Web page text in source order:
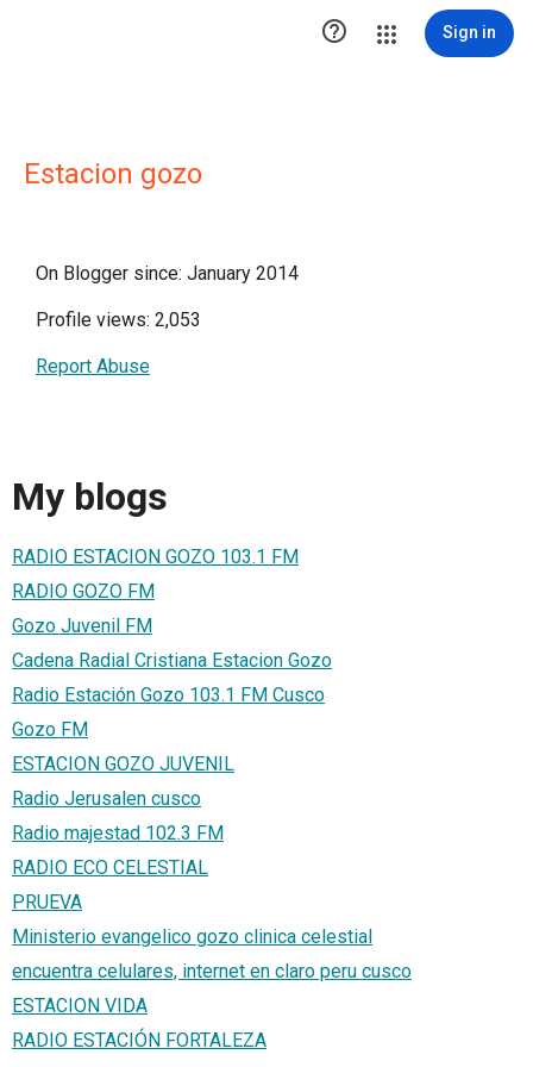
 Sign in
Estacion gozo
On Blogger since: January 2014
Profile views: 2,053
Report Abuse
My blogs
RADIO ESTACION GOZO 103.1 FM
RADIO GOZO FM
Gozo Juvenil FM
Cadena Radial Cristiana Estacion Gozo
Radio Estación Gozo 103.1 FM Cusco
Gozo FM
ESTACION GOZO JUVENIL
Radio Jerusalen cusco
Radio majestad 102.3 FM
RADIO ECO CELESTIAL
PRUEVA
Ministerio evangelico gozo clinica celestial
encuentra celulares, internet en claro peru cusco
ESTACION VIDA
RADIO ESTACIÓN FORTALEZA